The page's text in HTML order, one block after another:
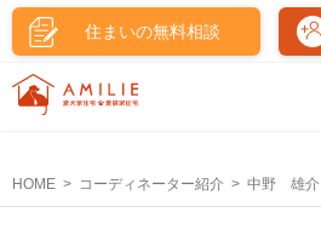
住まいの無料相談
HOME コーディネーター紹介 中野 雄介